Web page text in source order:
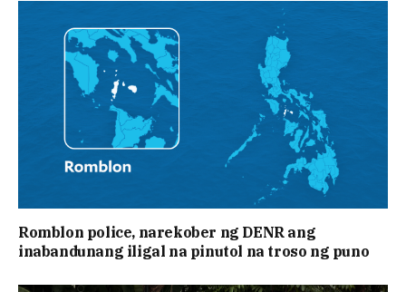
Romblon police, narekober ng DENR ang
inabandunang iligal na pinutol na troso ng puno